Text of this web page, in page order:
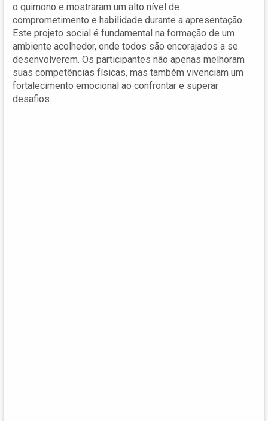
o quimono e mostraram um alto nível de
comprometimento e habilidade durante a apresentação.
Este projeto social é fundamental na formação de um
ambiente acolhedor, onde todos são encorajados a se
desenvolverem. Os participantes não apenas melhoram
suas competências físicas, mas também vivenciam um
fortalecimento emocional ao confrontar e superar
desafios.